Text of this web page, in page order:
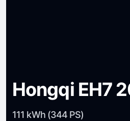
Hongqi EH7
111 kWh (344 PS)